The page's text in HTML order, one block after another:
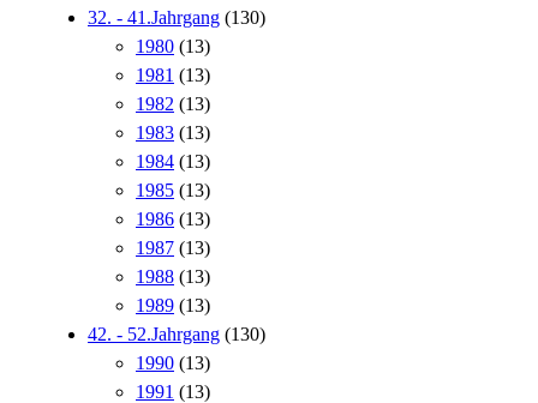
32. - 41.Jahrgang (130)
1980 (13)
1981 (13)
1982 (13)
1983 (13)
1984 (13)
1985 (13)
1986 (13)
1987 (13)
1988 (13)
1989 (13)
42. - 52.Jahrgang (130)
1990 (13)
1991 (13)